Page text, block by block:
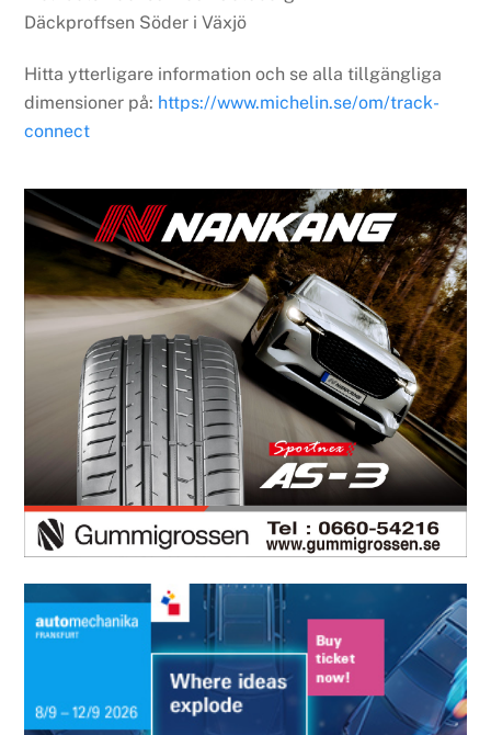
Däckproffsen Söder i Växjö
Hitta ytterligare information och se alla tillgängliga
dimensioner på: https://www.michelin.se/om/track-
connect